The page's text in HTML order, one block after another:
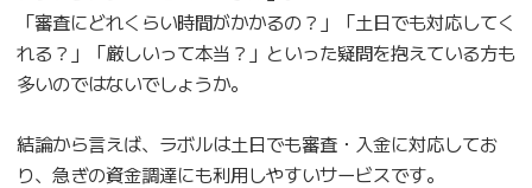
「審査にどれくらい時間がかかるの？」「土日でも対応してく
れる？」「厳しいって本当？」といった疑問を抱えている方も
多いのではないでしょうか。
結論から言えば、ラボルは土日でも審査・入金に対応してお
り、急ぎの資金調達にも利用しやすいサービスです。